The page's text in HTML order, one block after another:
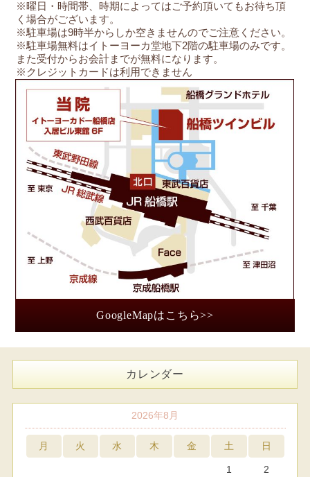
※曜日・時間帯、時期によってはご予約頂いてもお待ち頂
く場合がございます。
※駐車場は9時半からしか空きませんのでご注意ください。
※駐車場無料はイトーヨーカ堂地下2階の駐車場のみです。
また受付からお会計までが無料になります。
※クレジットカードは利用できません
GoogleMapはこちら>>
カレンダー
2026年8月
月 火 水 木 金 土 日
1 2